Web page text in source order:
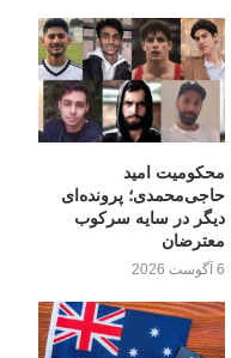
محکومیت امید
حاجی‌محمدی؛ پرونده‌ای
دیگر در سایه سرکوب
معترضان
6 آگوست 2026